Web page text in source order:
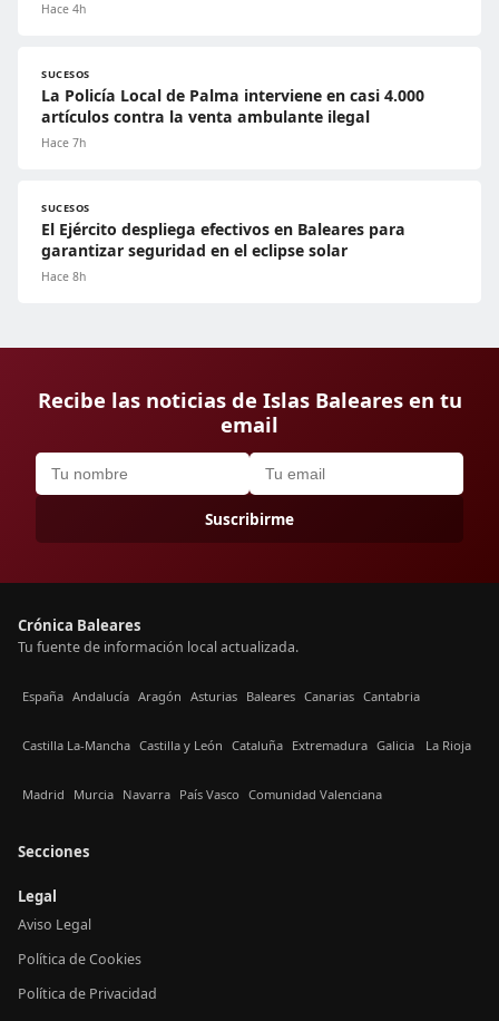
Hace 4h
SUCESOS
La Policía Local de Palma interviene en casi 4.000
artículos contra la venta ambulante ilegal
Hace 7h
SUCESOS
El Ejército despliega efectivos en Baleares para
garantizar seguridad en el eclipse solar
Hace 8h
Recibe las noticias de Islas Baleares en tu
email
Suscribirme
Crónica Baleares
Tu fuente de información local actualizada.
España Andalucía Aragón Asturias Baleares Canarias Cantabria
Castilla La-Mancha Castilla y León Cataluña Extremadura Galicia La Rioja
Madrid Murcia Navarra País Vasco Comunidad Valenciana
Secciones
Legal
Aviso Legal
Política de Cookies
Política de Privacidad